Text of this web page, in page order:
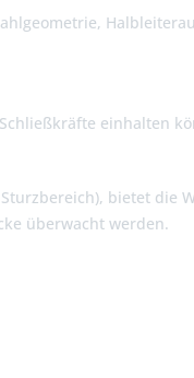
einhalten
bietet die
überwacht werden.